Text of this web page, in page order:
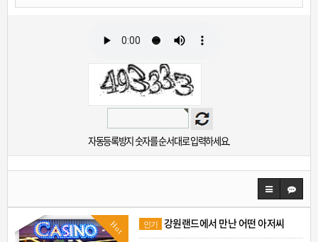
자동등록방지 숫자를 순서대로 입력하세요.
Hot 인기
강원랜드에서 만난 어떤 아저씨